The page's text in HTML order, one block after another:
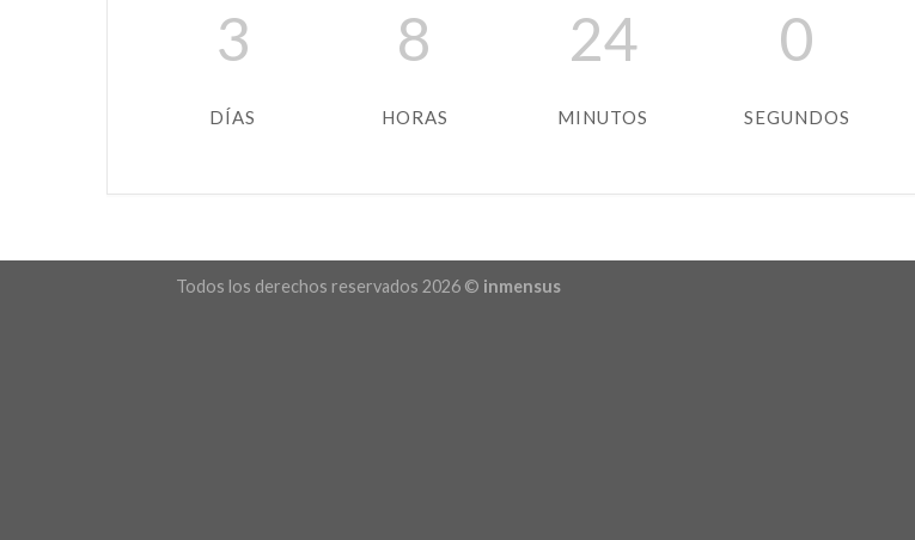
3
DÍAS
8
HORAS
24
MINUTOS
0
SEGUNDOS
Todos los derechos reservados 2026 © inmensus